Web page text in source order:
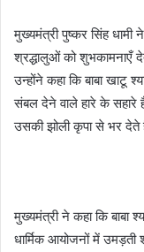
मुख्यमंत्री पुष्कर सिंह धामी
श्रद्धालुओं को शुभकामनाएँ
उन्होंने कहा कि बाबा खाटू
संबल देने वाले हारे के सहारे
उसकी झोली कृपा से भर देते
मुख्यमंत्री ने कहा कि बाबा
धार्मिक आयोजनों में उमड़ती